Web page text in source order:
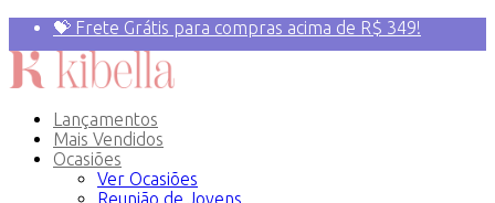
💝 Frete Grátis para compras acima de R$ 349!
Primeira compra? 10% OFF com o Cupom:
PRIMEIRAVEZ
Lançamentos
Mais Vendidos
Ocasiões
Ver Ocasiões
Reunião de Jovens